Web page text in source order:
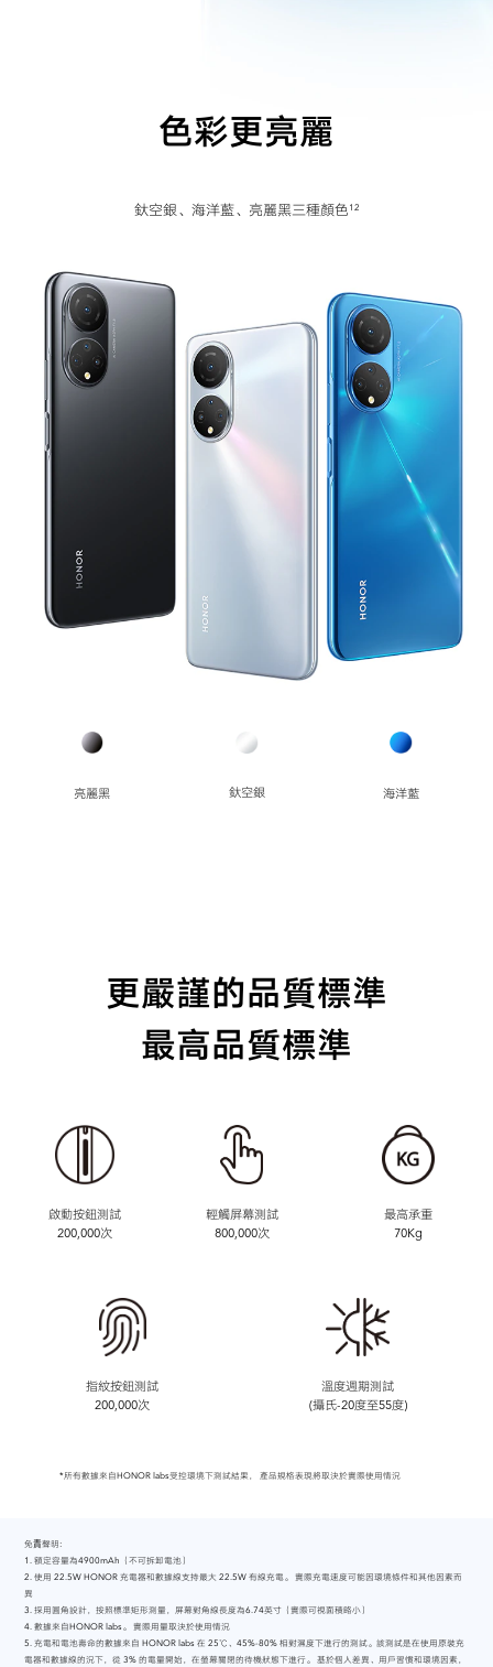
色彩更亮麗
釱空銀、海洋藍、亮麗黑三種顏色12
亮麗黑 釱空銀 海洋藍
更嚴謹的品質標準
最高品質標準
啟動按鈕測試
200,000次
輕觸屏幕測試
800,000次
最高承重
70Kg
指紋按鈕測試
200,000次
溫度週期測試
(攝氏-20度至55度)
*所有數據來自HONOR labs受控環境下測試結果， 產品規格表現將取決於實際使用情況
免責聲明:
1. 額定容量為4900mAh（不可拆卸電池）
2. 使用 22.5W HONOR 充電器和數據線支持最大 22.5W 有線充電。 實際充電速度可能因環境條件和其他因素而
異
3. 採用圓角設計，按照標準矩形測量，屏幕對角線長度為6.74英寸（實際可視面積略小）
4. 數據來自HONOR labs。 實際用量取決於使用情況
5. 充電和電池壽命的數據來自 HONOR labs 在 25℃、45%-80% 相對濕度下進行的測試。該測試是在使用原裝充
電器和數據線的況下，從 3% 的電量開始，在螢幕關閉的待機狀態下進行。 基於個人差異、用戶習慣和環境因素，